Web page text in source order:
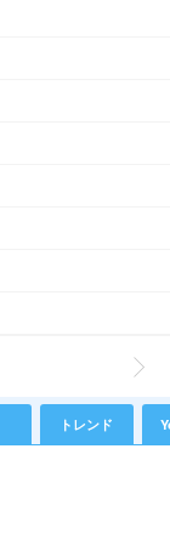
トレンド